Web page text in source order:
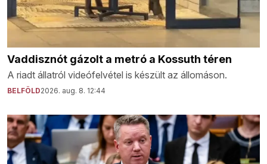
Vaddisznót gázolt a metró a Kossuth téren
A riadt állatról videófelvétel is készült az állomáson.
BELFÖLD2026. aug. 8. 12:44